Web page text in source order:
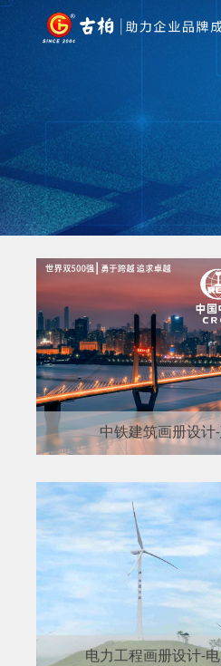
中铁建筑画册设计
电力工程画册设计-